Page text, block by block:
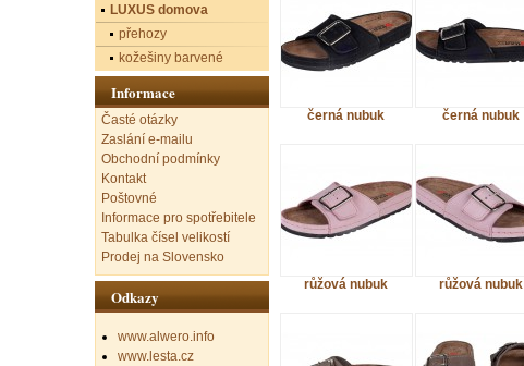
černá nubuk černá nubuk
růžová nubuk růžová nubuk
LUXUS domova
přehozy
kožešiny barvené
Informace
Časté otázky
Zaslání e-mailu
Obchodní podmínky
Kontakt
Poštovné
Informace pro spotřebitele
Tabulka čísel velikostí
Prodej na Slovensko
Odkazy
www.alwero.info
www.lesta.cz